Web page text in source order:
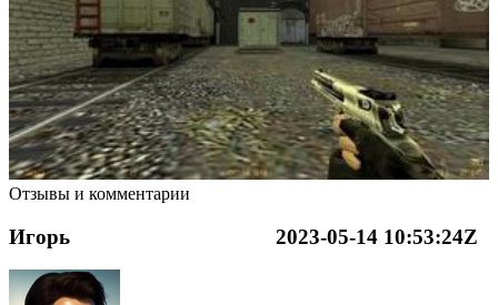
Отзывы и комментарии
Игорь 2023-05-14 10:53:24Z